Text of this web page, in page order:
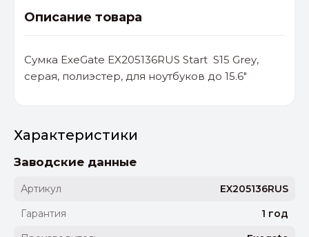
Описание товара
Сумка ExeGate EX205136RUS Start S15 Grey,
серая, полиэстер, для ноутбуков до 15.6"
Характеристики
Заводские данные
Артикул
EX205136RUS
Гарантия
1 год